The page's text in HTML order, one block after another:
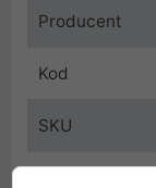
Producent
Kod
SKU